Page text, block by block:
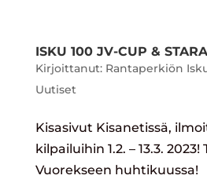
ISKU 100 JV-CUP & STARA
Kirjoittanut: Rantaperkiön
Uutiset
Kisasivut Kisanetissä,
kilpailuihin 1.2. – 13.3.
Vuorekseen huhtikuussa!